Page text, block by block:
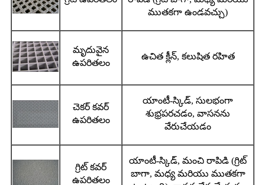
ముతకగా ఉండవచ్చు)
మృదువైన
ఉపరితలం
ఉచిత క్లీన్, కలుషిత రహిత
చెకర్ కవర్
ఉపరితలం
యాంటీ-స్కిడ్, సులభంగా
శుభ్రపరచడం, వాసనను
వేరుచేయడం
గ్రిట్ కవర్
ఉపరితలం
యాంటీ-స్కిడ్, మంచి రాపిడి (గ్రిట్
బాగా, మధ్య మరియు ముతకగా